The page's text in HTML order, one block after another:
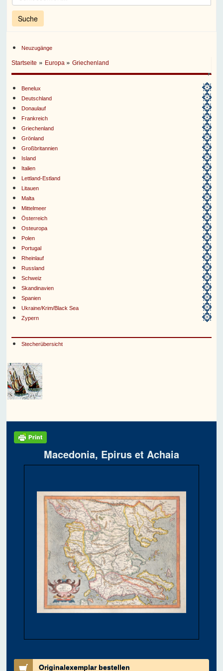
Neuzugänge
Startseite » Europa »Griechenland
Benelux
Deutschland
Donaulauf
Frankreich
Griechenland
Grönland
Großbritannien
Island
Italien
Lettland-Estland
Litauen
Malta
Mittelmeer
Österreich
Osteuropa
Polen
Portugal
Rheinlauf
Russland
Schweiz
Skandinavien
Spanien
Ukraine/Krim/Black Sea
Zypern
Stecherübersicht
Macedonia, Epirus et Achaia
Originalexemplar bestellen